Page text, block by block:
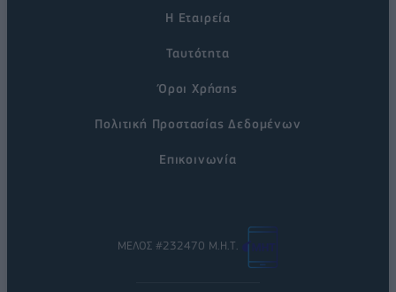
Η Εταιρεία
Ταυτότητα
Όροι Χρήσης
Πολιτική Προστασίας Δεδομένων
Επικοινωνία
ΜΕΛΟΣ #232470 Μ.Η.Τ.